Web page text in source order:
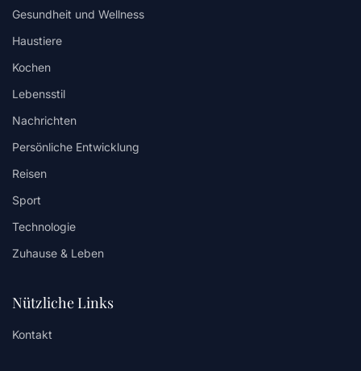
Gesundheit und Wellness
Haustiere
Kochen
Lebensstil
Nachrichten
Persönliche Entwicklung
Reisen
Sport
Technologie
Zuhause & Leben
Nützliche Links
Kontakt